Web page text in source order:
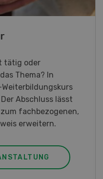
27. September
Türen.